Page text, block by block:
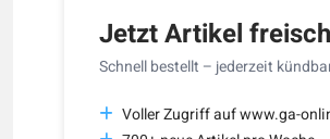
Jetzt Artikel
Schnell bestellt – jederzeit
Voller Zugriff auf www.ga-